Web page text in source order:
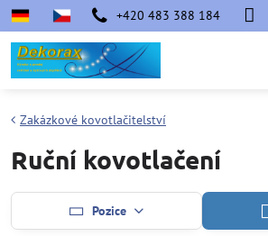
+420 483 388 184
Zakázkové kovotlačitelství
Ruční kovotlačení
Pozice